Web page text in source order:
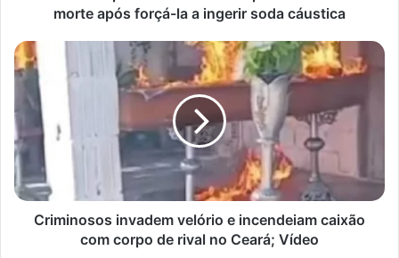
la
a
ingerir
soda
cáustica
morte após forçá-la a ingerir soda cáustica
Criminosos
invadem
velório
incendeiam
caixão
com
corpo
de
rivalCriminosos invadem velório e incendeiam caixão
com corpo de rival no Ceará; Vídeo